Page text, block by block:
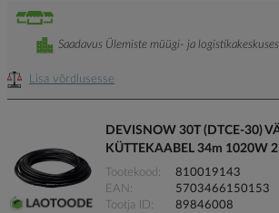
Lisa võrdlusesse
Saadavus Ülemiste müügi- ja logistikakeskuses
DEVISNOW 30T (DTCE-30)
KÜTTEKAABEL 34m 1020W
Tootekood
810019143
EAN
5703466150153
Tootja ID
89846008